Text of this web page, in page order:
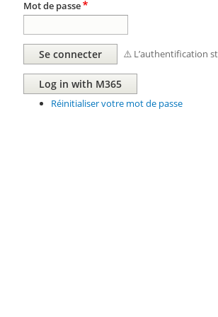
Mot de passe
⚠️ L’authentification
Réinitialiser votre mot de passe